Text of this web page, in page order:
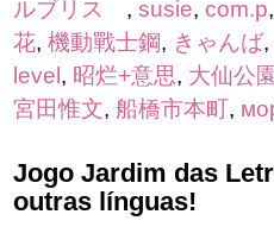
ルブリス , susie, com.p,
花, 機動戰士鋼, きゃんば,
level, 昭烂+意思, 大仙公園
宮田惟文, 船橋市本町,
Jogo Jardim das
outras línguas!